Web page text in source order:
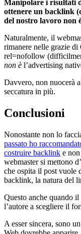
Manipolare i risultati
ottenere un backlink
del nostro lavoro non
Naturalmente, il
rimanere nelle grazie di
rel=nofollow
non è l’advertising
Davvero, non nuocerà
seccatura in più.
Conclusioni
Nonostante non lo
passato ho
costruire backlink e
webmaster si mettono
che ospita il post vuole
backlink, la natura del
Questo anche quando
l’autore a scegliere il
A esser sincera, sono